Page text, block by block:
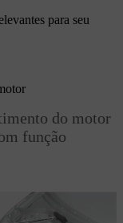
para seu
do motor
função